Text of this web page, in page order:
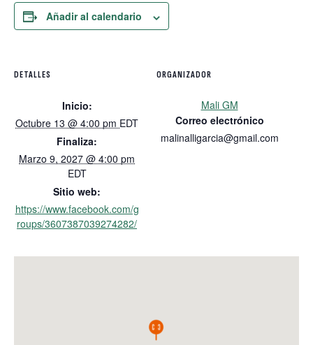
Añadir al calendario
DETALLES
Inicio:
Octubre 13 @ 4:00 pm EDT
Finaliza:
Marzo 9, 2027 @ 4:00 pm
EDT
Sitio web:
https://www.facebook.com/g
roups/3607387039274282/
ORGANIZADOR
Mali GM
Correo electrónico
malinalligarcia@gmail.com